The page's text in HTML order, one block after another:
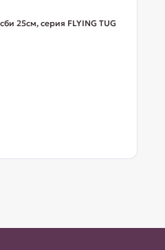
25см, серия FLYING TUG